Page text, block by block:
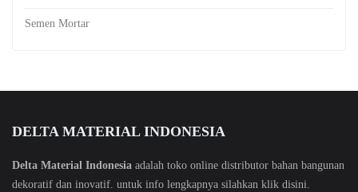
Semen Mortar
DELTA MATERIAL INDONESIA
Delta Material Indonesia adalah toko online distributor bahan bangunan
dekoratif dan inovatif. untuk info lengkapnya silahkan klik disini